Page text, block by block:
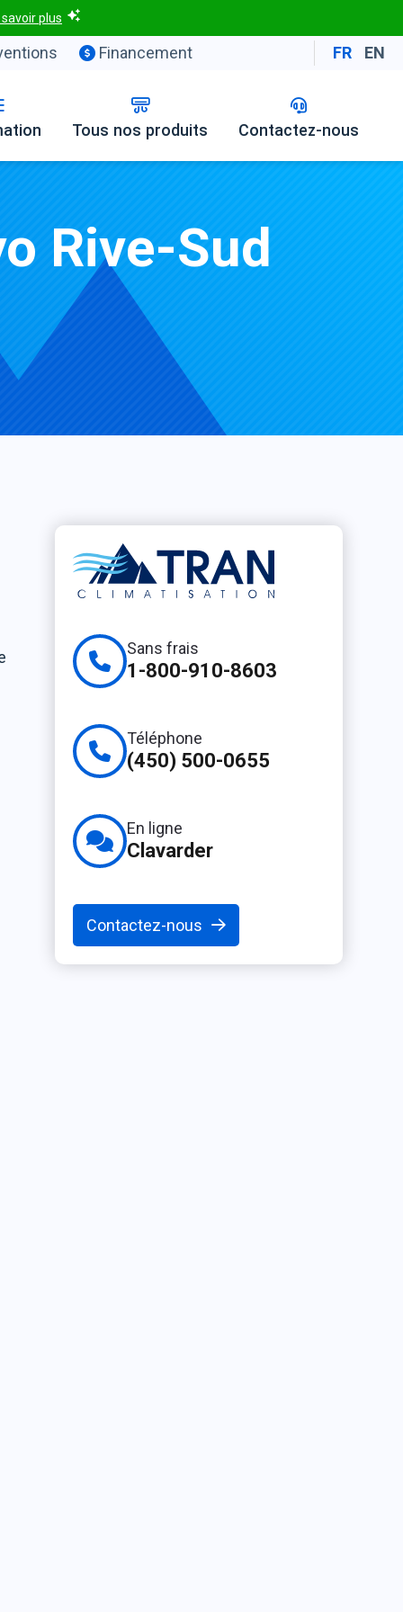
savoir plus
Financement FR EN
Tous nos produits Contactez-nous
Rive-Sud
Sans frais
1-800-910-8603
Téléphone
(450) 500-0655
En ligne
Clavarder
Contactez-nous